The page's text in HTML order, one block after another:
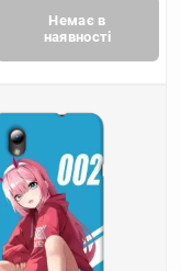
Немає в
наявності